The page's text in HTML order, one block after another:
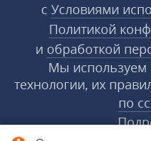
с Условиями
Политикой
и обработкой
Мы используем
технологии, их
по